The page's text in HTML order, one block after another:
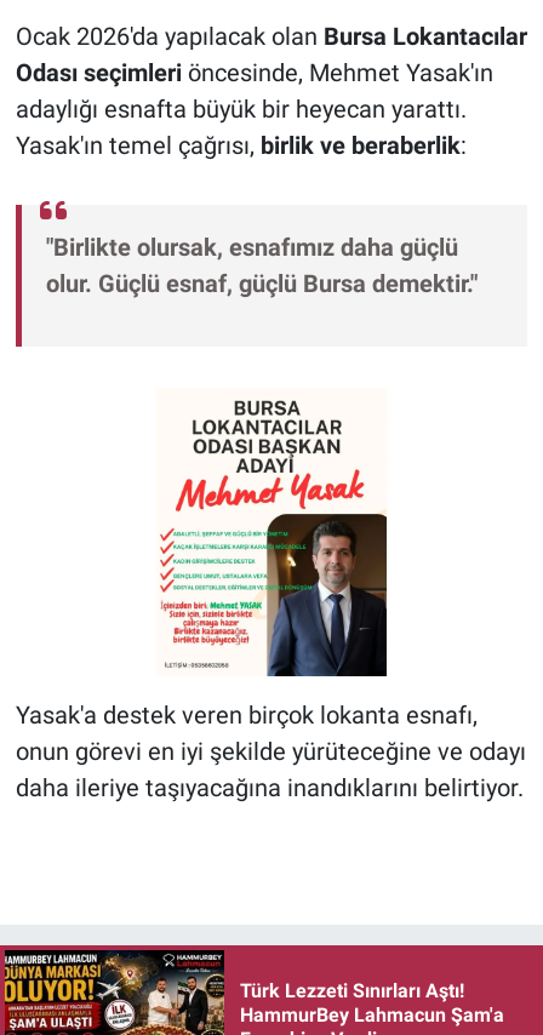
Ocak 2026'da yapılacak olan Bursa Lokantacılar
Odası seçimleriöncesinde, Mehmet Yasak'ın
adaylığı esnafta büyük bir heyecan yarattı.
Yasak'ın temel çağrısı, birlik ve beraberlik:
"Birlikte olursak, esnafımız daha güçlü
olur. Güçlü esnaf, güçlü Bursa demektir."
Yasak'a destek veren birçok lokanta esnafı,
onun görevi en iyi şekilde yürüteceğine ve odayı
daha ileriye taşıyacağına inandıklarını belirtiyor.
Türk Lezzeti Sınırları Aştı!
HammurBey Lahmacun Şam'a